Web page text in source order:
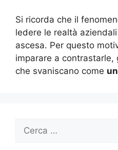
Si ricorda che il
ledere le realtà
ascesa. Per questo
imparare a
che svaniscano come
per: